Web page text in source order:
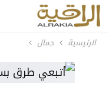
الرئيسية جمال